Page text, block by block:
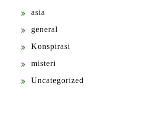
asia
general
Konspirasi
misteri
Uncategorized